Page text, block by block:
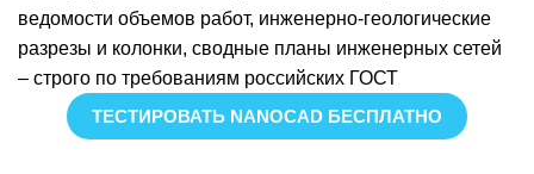
ведомости объемов работ, инженерно-геологические
разрезы и колонки, сводные планы инженерных сетей
– строго по требованиям российских ГОСТ
ТЕСТИРОВАТЬ NANOCAD БЕСПЛАТНО